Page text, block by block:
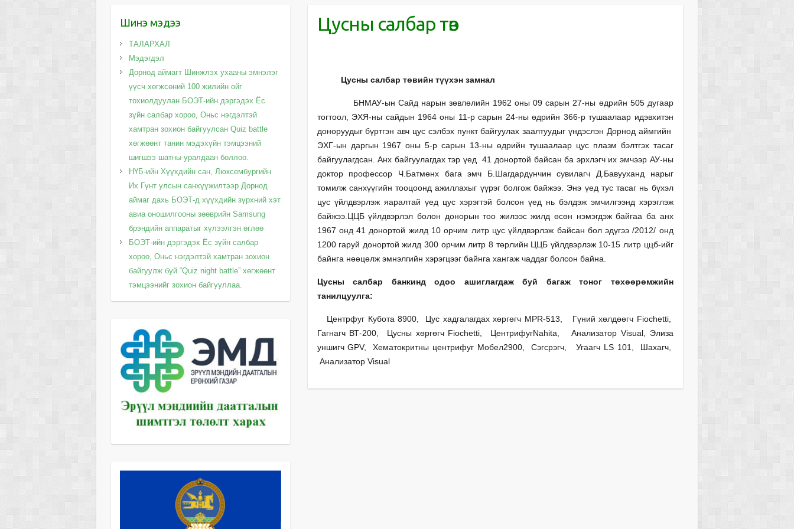
Цусны салбар төв
Цусны салбар төвийн түүхэн замнал
БНМАУ-ын Сайд нарын зөвлөлийн 1962 оны 09 сарын 27-ны өдрийн 505 дугаар
тогтоол, ЭХЯ-ны сайдын 1964 оны 11-р сарын 24-ны өдрийн 366-р тушаалаар идэвхитэн
доноруудыг бүртгэн авч цус сэлбэх пункт байгуулах заалтуудыг үндэслэн Дорнод аймгийн
ЭХГ-ын даргын 1967 оны 5-р сарын 13-ны өдрийн тушаалаар цус плазм бэлтгэх тасаг
байгуулагдсан. Анх байгуулагдах тэр үед 41 донортой байсан ба эрхлэгч их эмчээр АУ-ны
доктор профессор Ч.Батмөнх бага эмч Б.Шагдардүнчин сувилагч Д.Бавууханд нарыг
томилж санхүүгийн тооцоонд ажиллахыг үүрэг болгож байжээ. Энэ үед тус тасаг нь бүхэл
цус үйлдвэрлэж яаралтай үед цус хэрэгтэй болсон үед нь бэлдэж эмчилгээнд хэрэглэж
байжээ.ЦЦБ үйлдвэрлэл болон донорын тоо жилээс жилд өсөн нэмэгдэж байгаа ба анх
1967 онд 41 донортой жилд 10 орчим литр цус үйлдвэрлэж байсан бол эдүгээ /2012/ онд
1200 гаруй донортой жилд 300 орчим литр 8 төрлийн ЦЦБ үйлдвэрлэж 10-15 литр ццб-ийг
байнга нөөцөлж эмнэлгийн хэрэгцээг байнга хангаж чаддаг болсон байна.
Цусны салбар банкинд одоо ашиглагдаж буй багаж тоног төхөөрөмжийн
танилцуулга:
Центрфуг Кубота 8900, Цус хадгалагдах хөргөгч МРR-513, Гүний хөлдөөгч Fiochetti,
Гагнагч ВТ-200, Цусны хөргөгч Fiochetti, ЦентрифугNahita, Анализатор Visual, Элиза
уншигч GPV, Хематокритны центрифуг Мобел2900, Сэгсрэгч, Угаагч LS 101, Шахагч,
Анализатор Visual
Шинэ мэдээ
ТАЛАРХАЛ
Мэдэгдэл
Дорнод аймагт Шинжлэх ухааны эмнэлэг
үүсч хөгжсөний 100 жилийн ойг
тохиолдуулан БОЭТ-ийн дэргэдэх Ёс
зүйн салбар хороо, Оньс нэгдэлтэй
хамтран зохион байгуулсан Quiz battle
хөгжөөнт танин мэдэхүйн тэмцээний
шигшээ шатны уралдаан боллоо.
НҮБ-ийн Хүүхдийн сан, Люксембургийн
Их Гүнт улсын санхүүжилтээр Дорнод
аймаг дахь БОЭТ-д хүүхдийн зүрхний хэт
авиа оношилгооны зөөврийн Samsung
брэндийн аппаратыг хүлээлгэн өглөө
БОЭТ-ийн дэргэдэх Ёс зүйн салбар
хороо, Оньс нэгдэлтэй хамтран зохион
байгуулж буй “Quiz night battle” хөгжөөнт
тэмцээнийг зохион байгууллаа.